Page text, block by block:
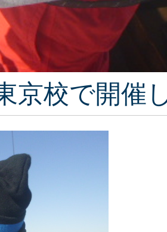
校で開催し